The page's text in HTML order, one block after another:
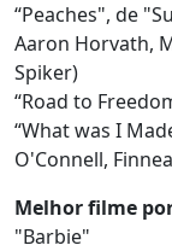
“Peaches", de
Aaron Horvath,
Spiker)
“Road to
“What was I
O'Connell,
Melhor filme
"Barbie"